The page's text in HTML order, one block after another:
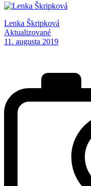
Lenka Škripková
Aktualizované
11. augusta 2019